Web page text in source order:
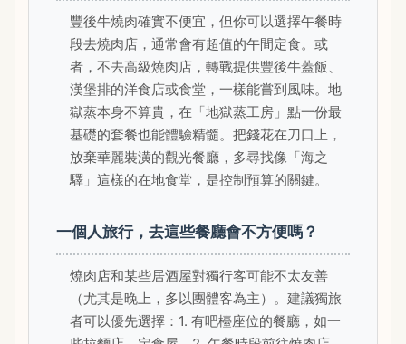
豐後牛燒肉確實不便宜，但你可以選擇午餐時
段去燒肉店，通常會有超值的午間定食。或
者，不去高級燒肉店，轉戰提供豐後牛蓋飯、
漢堡排的洋食店或食堂，一樣能嘗到風味。地
獄蒸本身不算貴，在「地獄蒸工房」點一份最
基礎的套餐也能體驗精髓。把錢花在刀口上，
放棄華麗裝潢的觀光餐廳，多尋找像「海之
驛」這樣的在地食堂，是控制預算的關鍵。
一個人旅行，去這些餐廳會不方便嗎？
燒肉店和某些居酒屋對獨行客可能不太友善
（尤其是晚上，多以團體客為主）。建議獨旅
者可以優先選擇：1. 有吧檯座位的餐廳，如一